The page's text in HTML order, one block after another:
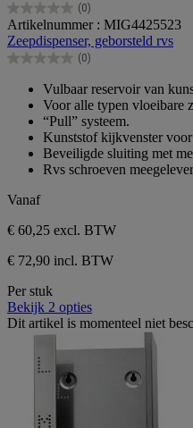
(0)
0.0
van
de
5
Artikelnummer : MIG4425523
Zeepdispenser, geborsteld rvs
(0)
0.0
sterren.
Vulbaar reservoir van
Voor alle typen vloeibare
“Pull” systeem.
Kunststof kijkvenster voor
Beveiligde sluiting met
Rvs schroeven
Vanaf
€ 60,25 excl. BTW
€ 72,90 incl. BTW
Per stuk
Bekijk 2 opties
Dit artikel is momenteel niet